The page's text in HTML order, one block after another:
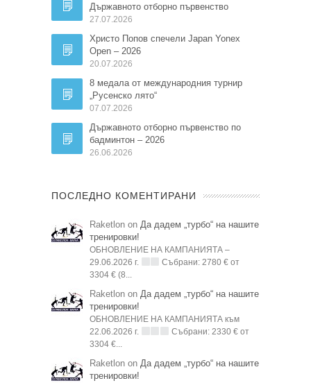
Държавното отборно първенство
27.07.2026
Христо Попов спечели Japan Yonex
Open – 2026
20.07.2026
8 медала от международния турнир
„Русенско лято“
07.07.2026
Държавното отборно първенство по
бадминтон – 2026
26.06.2026
ПОСЛЕДНО КОМЕНТИРАНИ
Raketlon on Да дадем „турбо“ на нашите
тренировки!
ОБНОВЛЕНИЕ НА КАМПАНИЯТА –
29.06.2026 г.
Събрани: 2780 € от
3304 € (8...
Raketlon on Да дадем „турбо“ на нашите
тренировки!
ОБНОВЛЕНИЕ НА КАМПАНИЯТА към
22.06.2026 г.
Събрани: 2330 € от
3304 €...
Raketlon on Да дадем „турбо“ на нашите
тренировки!